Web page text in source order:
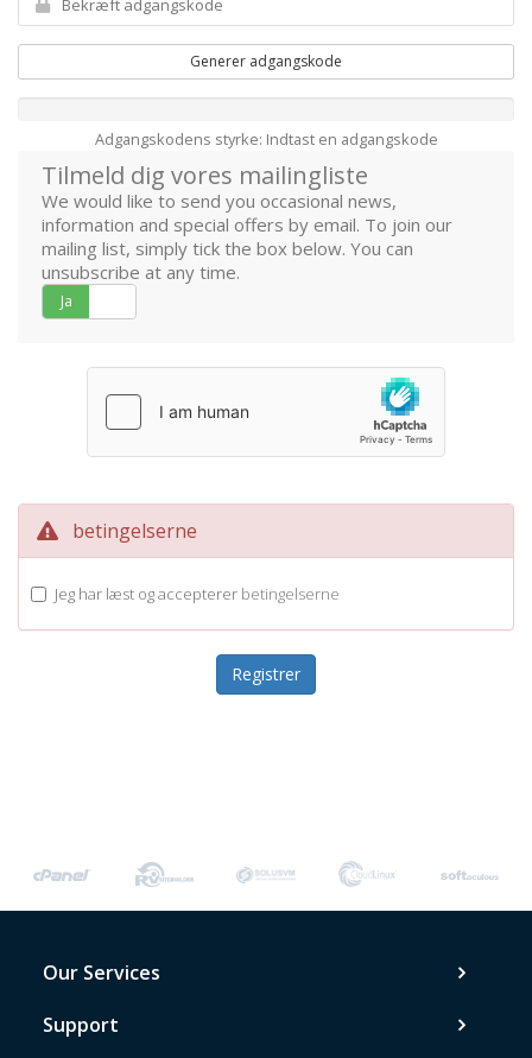
Generer adgangskode
Adgangskodens styrke: Indtast en adgangskode
Tilmeld dig vores mailingliste
We would like to send you occasional news,
information and special offers by email. To join our
mailing list, simply tick the box below. You can
unsubscribe at any time.
Ja
betingelserne
Jeg har læst og accepterer betingelserne
Our Services
Support